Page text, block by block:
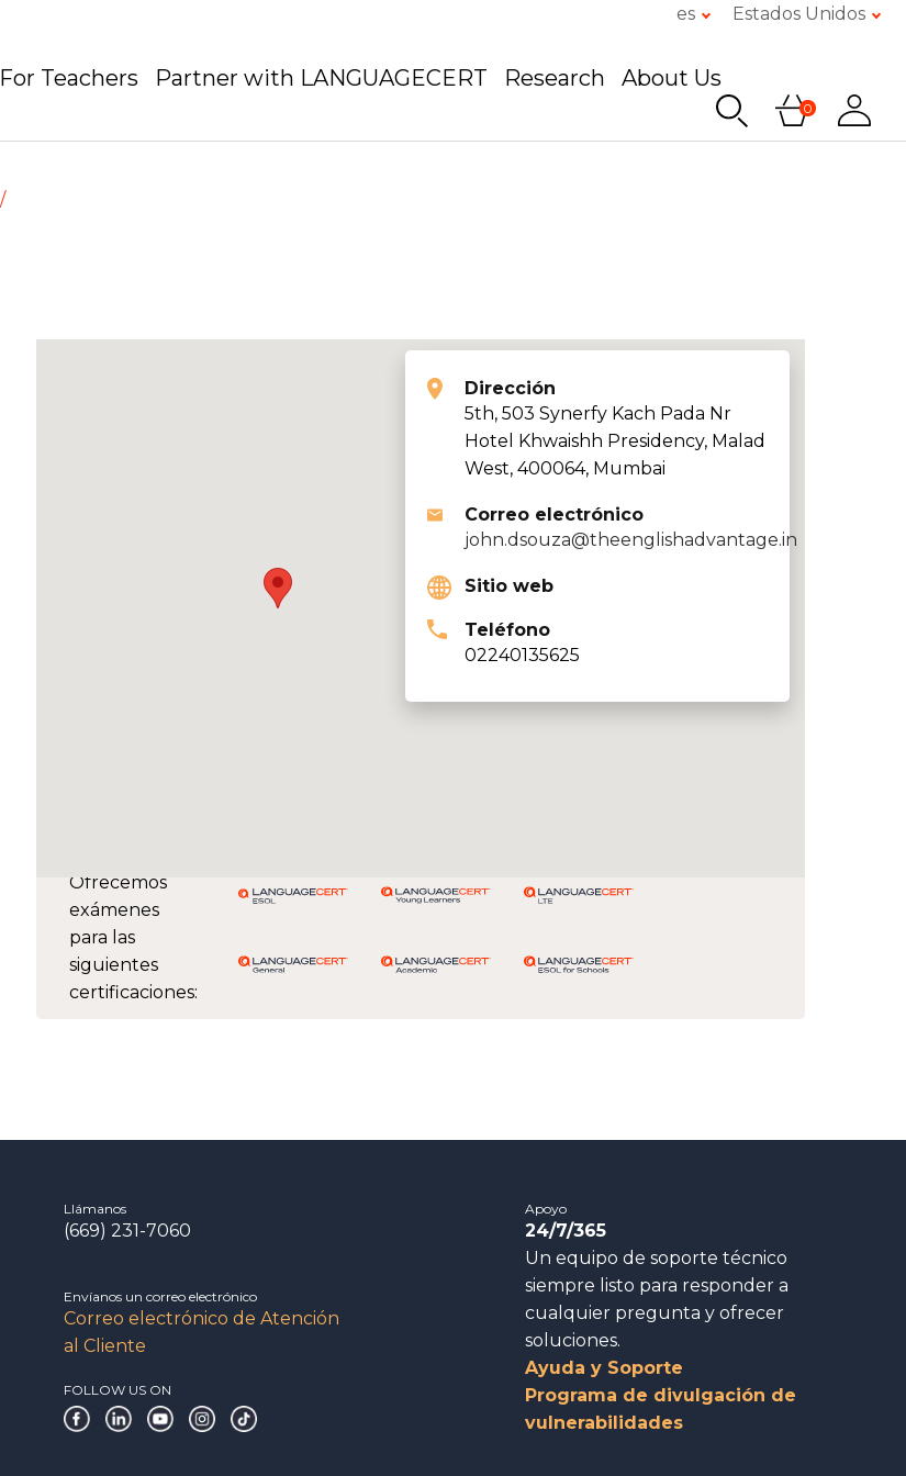
es Estados Unidos
For Teachers Partner with LANGUAGECERT Research About Us
0
Ofrecemos
exámenes
para las
siguientes
certificaciones:
Dirección
5th, 503 Synerfy Kach Pada Nr
Hotel Khwaishh Presidency, Malad
West, 400064, Mumbai
Correo electrónico
john.dsouza@theenglishadvantage.in
Sitio web
Teléfono
02240135625
Llámanos
(669) 231-7060
Envíanos un correo electrónico
Correo electrónico de Atención
al Cliente
FOLLOW US ON
Apoyo
24/7/365
Un equipo de soporte técnico
siempre listo para responder a
cualquier pregunta y ofrecer
soluciones.
Ayuda y Soporte
Programa de divulgación de
vulnerabilidades